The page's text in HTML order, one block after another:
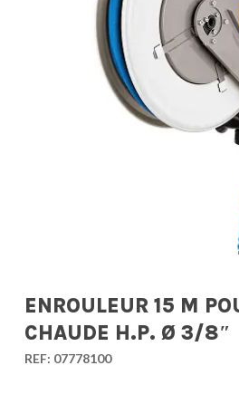
ENROULEUR 15 M
CHAUDE H.P. Ø 3/8″
REF: 07778100